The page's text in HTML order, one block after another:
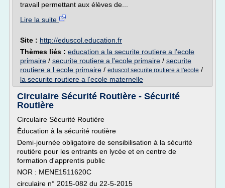
travail permettant aux élèves de...
Lire la suite
Site : http://eduscol.education.fr
Thèmes liés : education a la securite routiere a l'ecole
primaire / securite routiere a l'ecole primaire / securite
routiere a l ecole primaire / eduscol securite routiere a l'ecole /
la securite routiere a l'ecole maternelle
Circulaire Sécurité Routière - Sécurité
Routière
Circulaire Sécurité Routière
Éducation à la sécurité routière
Demi-journée obligatoire de sensibilisation à la sécurité
routière pour les entrants en lycée et en centre de
formation d'apprentis public
NOR : MENE1511620C
circulaire n° 2015-082 du 22-5-2015